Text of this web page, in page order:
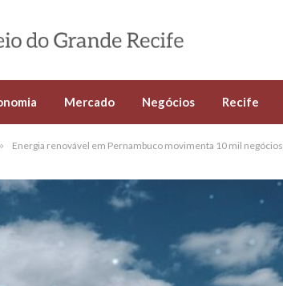
Mercado Negócios Recife
Energia renovável em Pernambuco movimenta 10 mil negócios